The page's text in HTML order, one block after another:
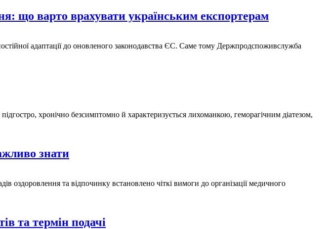
що варто врахувати українським експортерам
адаптації до оновленого законодавства ЄС. Саме тому Держпродспоживслужба
хронічно безсимптомно й характеризується лихоманкою, геморагічним діатезом,
знати
та відпочинку встановлено чіткі вимоги до організації медичного
та термін подачі